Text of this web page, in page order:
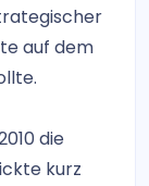
auf dem
die
kurz